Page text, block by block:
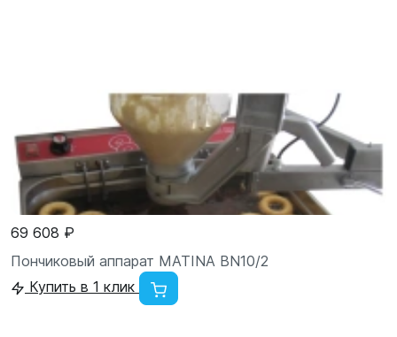
69 608 ₽
Пончиковый аппарат MATINA BN10/2
Купить в 1 клик